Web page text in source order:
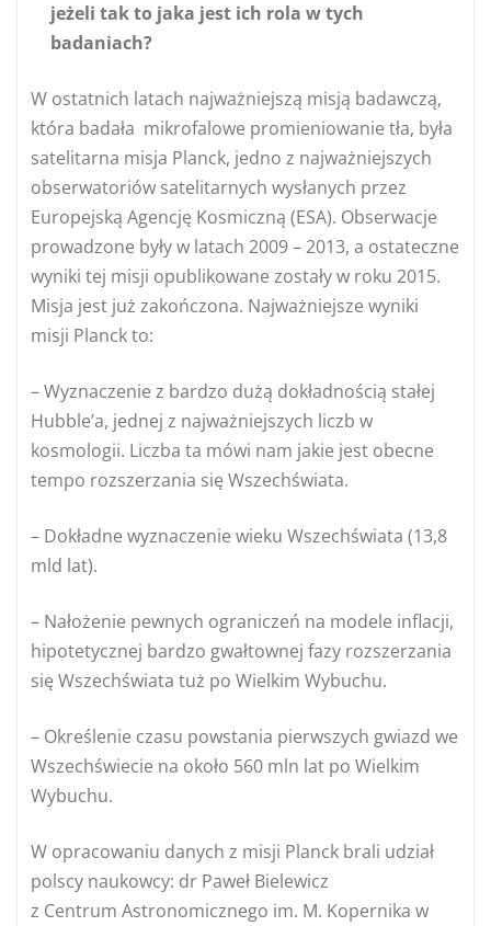
jeżeli tak to jaka jest ich rola w tych
badaniach?
W ostatnich latach najważniejszą misją badawczą,
która badała mikrofalowe promieniowanie tła, była
satelitarna misja Planck, jedno z najważniejszych
obserwatoriów satelitarnych wysłanych przez
Europejską Agencję Kosmiczną (ESA). Obserwacje
prowadzone były w latach 2009 – 2013, a ostateczne
wyniki tej misji opublikowane zostały w roku 2015.
Misja jest już zakończona. Najważniejsze wyniki
misji Planck to:
– Wyznaczenie z bardzo dużą dokładnością stałej
Hubble’a, jednej z najważniejszych liczb w
kosmologii. Liczba ta mówi nam jakie jest obecne
tempo rozszerzania się Wszechświata.
– Dokładne wyznaczenie wieku Wszechświata (13,8
mld lat).
– Nałożenie pewnych ograniczeń na modele inflacji,
hipotetycznej bardzo gwałtownej fazy rozszerzania
się Wszechświata tuż po Wielkim Wybuchu.
– Określenie czasu powstania pierwszych gwiazd we
Wszechświecie na około 560 mln lat po Wielkim
Wybuchu.
W opracowaniu danych z misji Planck brali udział
polscy naukowcy: dr Paweł Bielewicz
z Centrum Astronomicznego im. M. Kopernika w